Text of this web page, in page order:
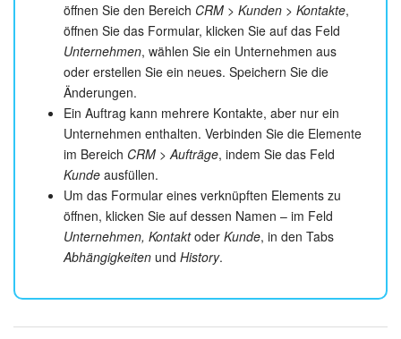
öffnen Sie den Bereich CRM > Kunden > Kontakte,
öffnen Sie das Formular, klicken Sie auf das Feld
Unternehmen, wählen Sie ein Unternehmen aus
oder erstellen Sie ein neues. Speichern Sie die
Änderungen.
Ein Auftrag kann mehrere Kontakte, aber nur ein
Unternehmen enthalten. Verbinden Sie die Elemente
im Bereich CRM > Aufträge, indem Sie das Feld
Kunde ausfüllen.
Um das Formular eines verknüpften Elements zu
öffnen, klicken Sie auf dessen Namen – im Feld
Unternehmen, Kontaktoder Kunde, in den Tabs
Abhängigkeiten und History.